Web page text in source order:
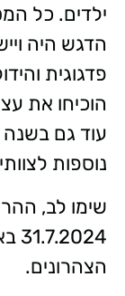
ילדים. כל
הדגש היה
פדגוגית
הוכיחו את
עוד גם
נוספות
שימו לב,
הצהרונים.